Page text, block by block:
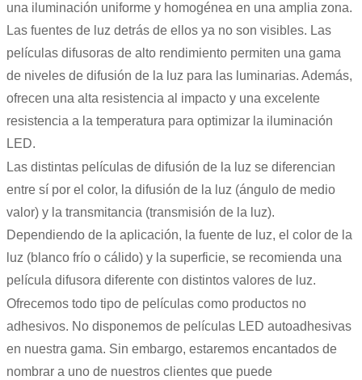
una iluminación uniforme y homogénea en una amplia zona.
Las fuentes de luz detrás de ellos ya no son visibles. Las
películas difusoras de alto rendimiento permiten una gama
de niveles de difusión de la luz para las luminarias. Además,
ofrecen una alta resistencia al impacto y una excelente
resistencia a la temperatura para optimizar la iluminación
LED.
Las distintas películas de difusión de la luz se diferencian
entre sí por el color, la difusión de la luz (ángulo de medio
valor) y la transmitancia (transmisión de la luz).
Dependiendo de la aplicación, la fuente de luz, el color de la
luz (blanco frío o cálido) y la superficie, se recomienda una
película difusora diferente con distintos valores de luz.
Ofrecemos todo tipo de películas como productos no
adhesivos. No disponemos de películas LED autoadhesivas
en nuestra gama. Sin embargo, estaremos encantados de
nombrar a uno de nuestros clientes que puede